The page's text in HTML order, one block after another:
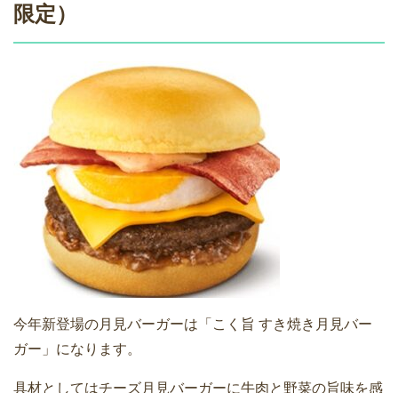
限定）
今年新登場の月見バーガーは「こく旨 すき焼き月見バー
ガー」になります。
具材としてはチーズ月見バーガーに牛肉と野菜の旨味を感